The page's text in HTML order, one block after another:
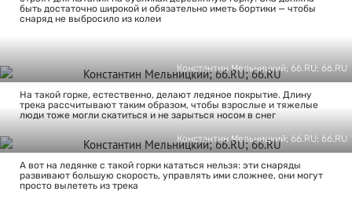
быть достаточно широкой и обязательно иметь бортики — чтобы
снаряд не выбросило из колеи
Константин Мельницкий; 66.RU; 66.RU
На такой горке, естественно, делают ледяное покрытие. Длину
трека рассчитывают таким образом, чтобы взрослые и тяжелые
люди тоже могли скатиться и не зарыться носом в снег
Константин Мельницкий; 66.RU; 66.RU
А вот на ледянке с такой горки кататься нельзя: эти снаряды
развивают большую скорость, управлять ими сложнее, они могут
просто вылететь из трека